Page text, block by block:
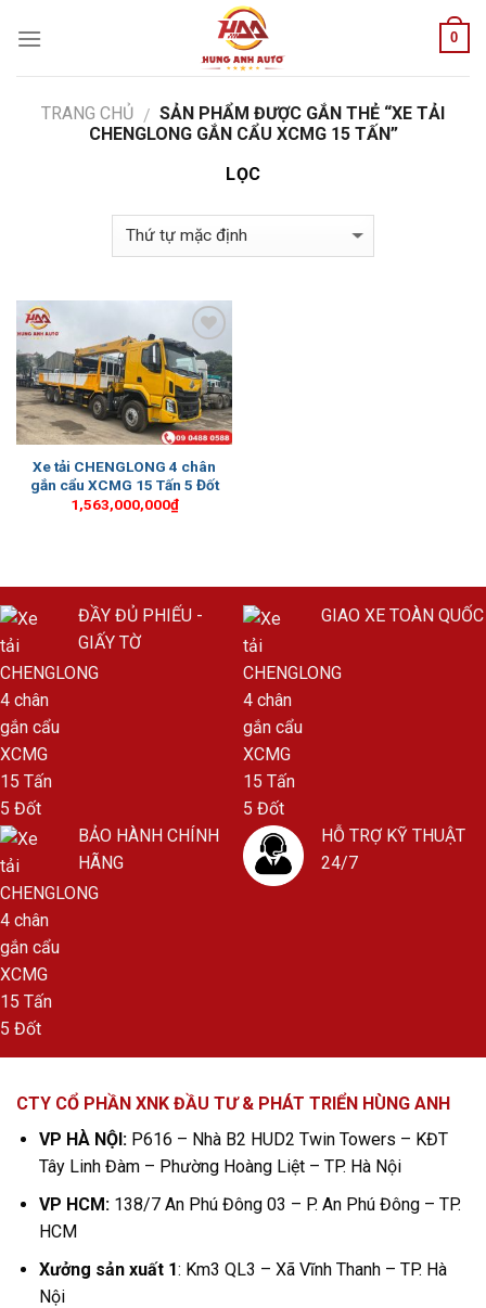
0
TRANG CHỦ / SẢN PHẨM ĐƯỢC GẮN THẺ “XE TẢI
CHENGLONG GẮN CẨU XCMG 15 TẤN”
LỌC
Add to
Wishlist
Xe tải CHENGLONG 4 chân
gắn cẩu XCMG 15 Tấn 5 Đốt
1,563,000,000₫
ĐẦY ĐỦ PHIẾU -
GIẤY TỜ
GIAO XE TOÀN QUỐC
BẢO HÀNH CHÍNH
HÃNG
HỖ TRỢ KỸ THUẬT
24/7
CTY CỔ PHẦN XNK ĐẦU TƯ & PHÁT TRIỂN HÙNG ANH
VP HÀ NỘI:P616 – Nhà B2 HUD2 Twin Towers – KĐT
Tây Linh Đàm – Phường Hoàng Liệt – TP. Hà Nội
VP HCM:138/7 An Phú Đông 03 – P. An Phú Đông – TP.
HCM
Xưởng sản xuất 1: Km3 QL3 – Xã Vĩnh Thanh – TP. Hà
Nội